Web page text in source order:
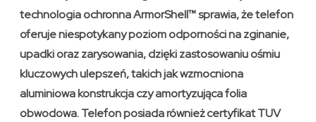
technologia ochronna ArmorShell™ sprawia, że telefon
oferuje niespotykany poziom odporności na zginanie,
upadki oraz zarysowania, dzięki zastosowaniu ośmiu
kluczowych ulepszeń, takich jak wzmocniona
aluminiowa konstrukcja czy amortyzująca folia
obwodowa. Telefon posiada również certyfikat TUV